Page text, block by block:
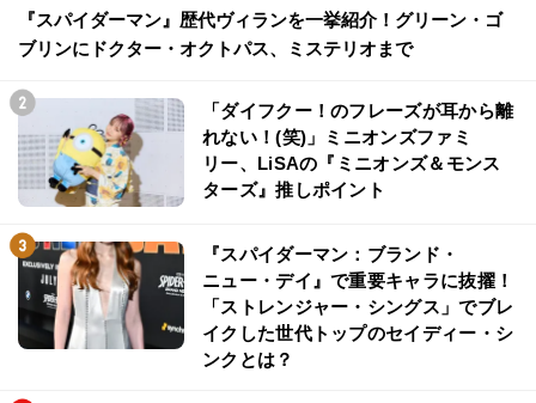
『スパイダーマン』歴代ヴィランを一挙紹介！グリーン・ゴ
ブリンにドクター・オクトパス、ミステリオまで
「ダイフクー！のフレーズが耳から離
れない！(笑)」ミニオンズファミ
リー、LiSAの『ミニオンズ＆モンス
ターズ』推しポイント
『スパイダーマン：ブランド・
ニュー・デイ』で重要キャラに抜擢！
「ストレンジャー・シングス」でブレ
イクした世代トップのセイディー・シ
ンクとは？